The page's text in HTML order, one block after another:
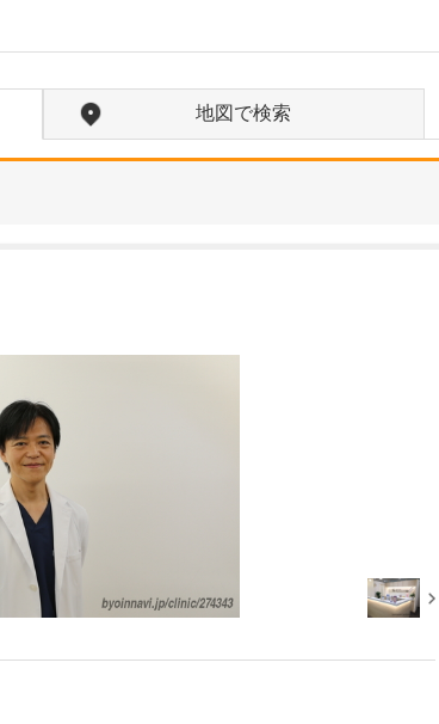
地図で検索
ームページとYouTubeチ
ャンネルを開設し、病気
や治療についてエビデン
スに基づいた解説を発信